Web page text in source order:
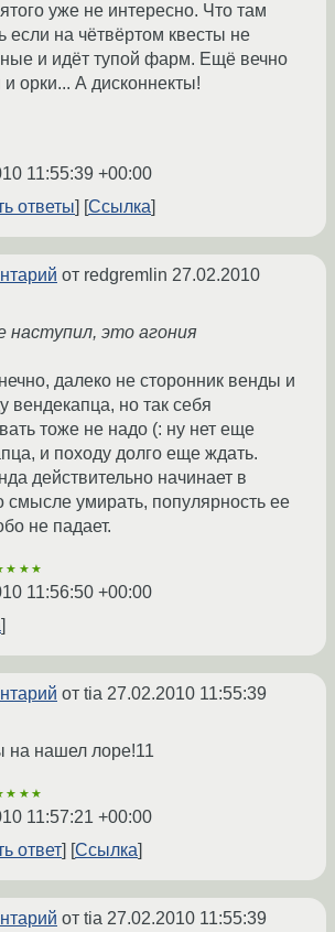
уже не интересно. Что там
если на чётвёртом квесты не
и идёт тупой фарм. Ещё вечно
и орки... А дисконнекты!
11:55:39 +00:00
ответы
Ссылка
от redgremlin 27.02.2010
наступил, это агония
далеко не сторонник венды и
вендекапца, но так себя
тоже не надо (: ну нет еще
и походу долго еще ждать.
действительно начинает в
смысле умирать, популярность ее
не падает.
11:56:50 +00:00
от tia 27.02.2010 11:55:39
на нашел лоре!11
11:57:21 +00:00
ответ
Ссылка
от tia 27.02.2010 11:55:39